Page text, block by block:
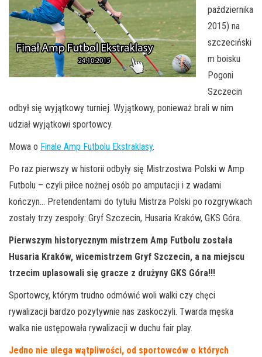
października
2015) na
szczeciński
m boisku
Pogoni
Szczecin
odbył się wyjątkowy turniej. Wyjątkowy, ponieważ brali w nim
udział wyjątkowi sportowcy.
Mowa o Finale Amp Futbolu Ekstraklasy.
Po raz pierwszy w historii odbyły się Mistrzostwa Polski w Amp
Futbolu – czyli piłce nożnej osób po amputacji i z wadami
kończyn… Pretendentami do tytułu Mistrza Polski po rozgrywkach
zostały trzy zespoły: Gryf Szczecin, Husaria Kraków, GKS Góra.
Pierwszym historycznym mistrzem Amp Futbolu została
Husaria Kraków, wicemistrzem Gryf Szczecin, a na miejscu
trzecim uplasowali się gracze z drużyny GKS Góra!!!
Sportowcy, którym trudno odmówić woli walki czy chęci
rywalizacji bardzo pozytywnie nas zaskoczyli. Twarda męska
walka nie ustępowała rywalizacji w duchu fair play.
Jedno nie ulega wątpliwości, od sportowców o których